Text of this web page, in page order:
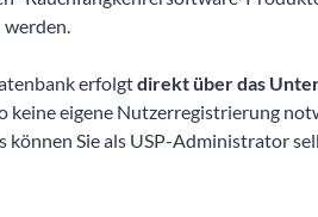
erfolgt
direkt über das
keine eigene Nutzerregistrierung
Sie als USP-Administrator